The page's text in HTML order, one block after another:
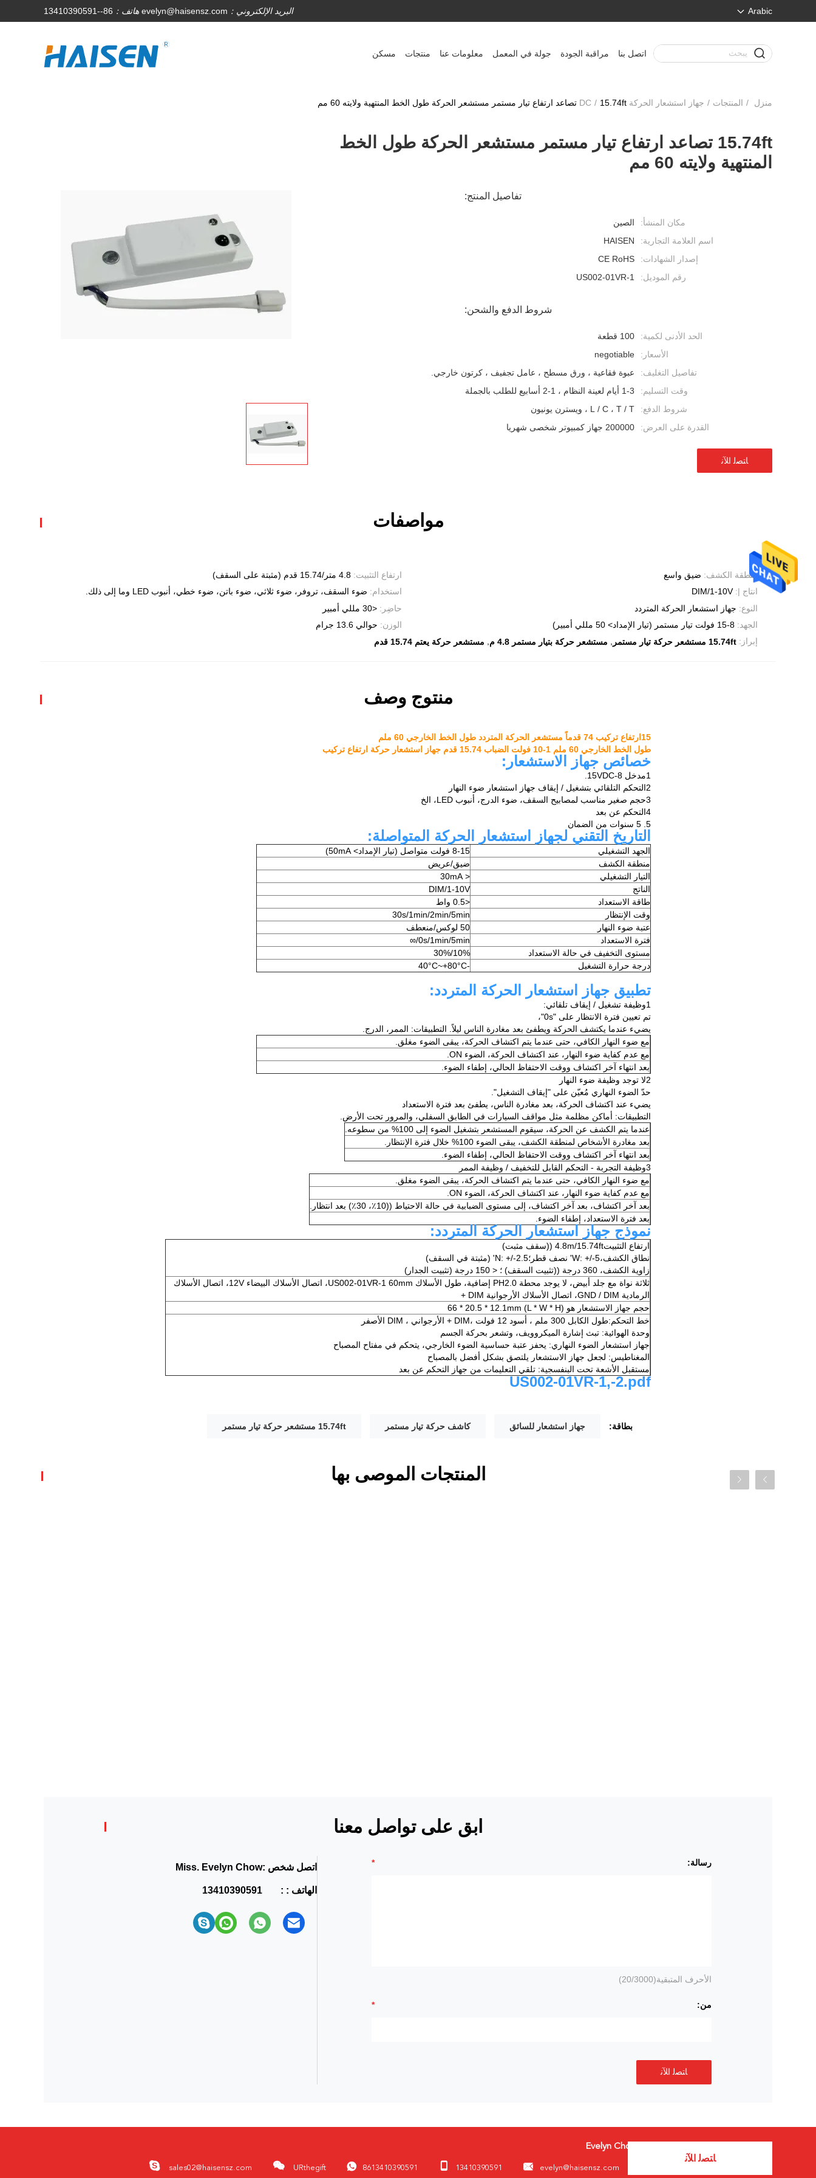
البريد الإلكتروني： evelyn@haisensz.com هاتف： 86--13410390591 Arabic
مسكن منتجات معلومات عنا جولة في المعمل مراقبة الجودة اتصل بنا
منزل / المنتجات / جهاز استشعار الحركة DC / 15.74ft تصاعد ارتفاع تيار مستمر مستشعر الحركة طول الخط المنتهية ولايته 60 مم
15.74ft تصاعد ارتفاع تيار مستمر مستشعر الحركة طول الخط
المنتهية ولايته 60 مم
تفاصيل المنتج:
مكان المنشأ:
الصين
اسم العلامة التجارية:
HAISEN
إصدار الشهادات:
CE RoHS
رقم الموديل:
US002-01VR-1
شروط الدفع والشحن:
الحد الأدنى لكمية:
100 قطعة
الأسعار:
negotiable
تفاصيل التغليف:
عبوة فقاعية ، ورق مسطح ، عامل تجفيف ، كرتون خارجي.
وقت التسليم:
1-3 أيام لعينة النظام ، 1-2 أسابيع للطلب بالجملة
شروط الدفع:
L / C ، T / T ، ويسترن يونيون
القدرة على العرض:
200000 جهاز كمبيوتر شخصى شهريا
ﺎﺘﺼﻟ ﺍﻶﻧ
مواصفات
ارتفاع التثبيت: 4.8 متر/15.74 قدم (مثبتة على السقف) منطقة الكشف: ضيق واسع
استخدام: ضوء السقف، تروفر، ضوء ثلاثي، ضوء باتن، ضوء خطي، أنبوب LED وما إلى ذلك. انتاج |:DIM/1-10V
حاضِر: <30 مللي أمبير النوع: جهاز استشعار الحركة المتردد
الوزن: حوالي 13.6 جرام الجهد: 8-15 فولت تيار مستمر (تيار الإمداد> 50 مللي أمبير)
إبراز: 15.74ft مستشعر حركة تيار مستمر مستشعر حركة بتيار مستمر 4.8 م مستشعر حركة يعتم 15.74 قدم
منتوج وصف
15ارتفاع تركيب 74 قدماً مستشعر الحركة المتردد طول الخط الخارجي 60 ملم
طول الخط الخارجي 60 ملم 1-10 فولت الضباب 15.74 قدم جهاز استشعار حركة ارتفاع تركيب
خصائص جهاز الاستشعار:
1مدخل 8-15VDC.
2التحكم التلقائي بتشغيل / إيقاف جهاز استشعار ضوء النهار
3حجم صغير مناسب لمصابيح السقف، ضوء الدرج، أنبوب LED، الخ
4التحكم عن بعد
5. 5 سنوات من الضمان
التاريخ التقني لجهاز استشعار الحركة المتواصلة:
الجهد التشغيلي
8-15 فولت متواصل (تيار الإمداد> 50mA)
منطقة الكشف
ضيق/عريض
التيار التشغيلي
< 30mA
الناتج
DIM/1-10V
طاقة الاستعداد
<0.5 واط
وقت الإنتظار
30s/1min/2min/5min
عتبة ضوء النهار
50 لوكس/منعطف
فترة الاستعداد
0s/1min/5min/∞
مستوى التخفيف في حالة الاستعداد
10%/30%
درجة حرارة التشغيل
-40°C~+80°C
تطبيق جهاز استشعار الحركة المتردد:
1وظيفة تشغيل / إيقاف تلقائي:
تم تعيين فترة الانتظار على "0s"،
يضيء عندما يكتشف الحركة ويطفئ بعد مغادرة الناس ليلاً. التطبيقات: الممر، الدرج.
مع ضوء النهار الكافي، حتى عندما يتم اكتشاف الحركة، يبقى الضوء مغلق.
مع عدم كفاية ضوء النهار، عند اكتشاف الحركة، الضوء ON.
بعد انتهاء آخر اكتشاف ووقت الاحتفاظ الحالي، إطفاء الضوء.
2لا توجد وظيفة ضوء النهار
حدّ الضوء النهاري مُعيّن على "إيقاف التشغيل".
يضيء عند اكتشاف الحركة، بعد مغادرة الناس، يطفئ بعد فترة الاستعداد
التطبيقات: أماكن مظلمة مثل مواقف السيارات في الطابق السفلي، والمرور تحت الأرض.
عندما يتم الكشف عن الحركة، سيقوم المستشعر بتشغيل الضوء إلى 100% من سطوعه.
بعد مغادرة الأشخاص لمنطقة الكشف، يبقى الضوء 100% خلال فترة الإنتظار.
بعد انتهاء آخر اكتشاف ووقت الاحتفاظ الحالي، إطفاء الضوء.
3وظيفة التجربة - التحكم القابل للتخفيف / وظيفة الممر
مع ضوء النهار الكافي، حتى عندما يتم اكتشاف الحركة، يبقى الضوء مغلق.
مع عدم كفاية ضوء النهار، عند اكتشاف الحركة، الضوء ON.
بعد آخر اكتشاف، بعد آخر اكتشاف، إلى مستوى الضبابية في حالة الاحتياط ((10٪، 30٪) بعد انتظار.
بعد فترة الاستعداد، إطفاء الضوء.
نموذج جهاز استشعار الحركة المتردد:
ارتفاع التثبيت4.8m/15.74ft ((سقف مثبت)
نطاق الكشف،W: +/-5' نصف قطر؛N: +/-2.5' (مثبتة في السقف)
زاوية الكشف، 360 درجة ((تثبيت السقف) ؛ < 150 درجة (تثبيت الجدار)
ثلاثة نواة مع جلد أبيض، لا يوجد محطة PH2.0 إضافية، طول الأسلاك US002-01VR-1 60mm، اتصال الأسلاك البيضاء 12V، اتصال الأسلاك
الرمادية GND / DIM، اتصال الأسلاك الأرجوانية DIM +
حجم جهاز الاستشعار هو (L * W * H) 66 * 20.5 * 12.1mm
خط التحكم:طول الكابل 300 ملم ، أسود 12 فولت ،DIM + الأرجواني ، DIM الأصفر
وحدة الهوائية: تبث إشارة الميكروويف، وتشعر بحركة الجسم
جهاز استشعار الضوء النهاري: يحفز عتبة حساسية الضوء الخارجي، يتحكم في مفتاح المصباح
المغناطيس: لجعل جهاز الاستشعار يلتصق بشكل أفضل بالمصباح
مستقبل الأشعة تحت البنفسجية: تلقي التعليمات من جهاز التحكم عن بعد
US002-01VR-1,-2.pdf
بطاقة: جهاز استشعار للسائق كاشف حركة تيار مستمر 15.74ft مستشعر حركة تيار مستمر
المنتجات الموصى بها
ابق على تواصل معنا
اتصل شخص :Miss. Evelyn Chow
الهاتف : : 13410390591
رسالة:
الأحرف المتبقية( 20/3000)
من:
ﺎﺘﺼﻟ ﺍﻶﻧ
Evelyn Chow
evelyn@haisensz.com
13410390591
8613410390591
URthegift
sales02@haisensz.com
ﺎﺘﺼﻟ ﺍﻶﻧ